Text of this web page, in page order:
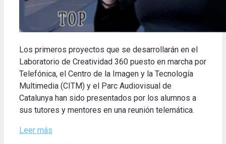
Los primeros proyectos que se desarrollarán en el
Laboratorio de Creatividad 360 puesto en marcha por
Telefónica, el Centro de la Imagen y la Tecnología
Multimedia (CITM) y el Parc Audiovisual de
Catalunya han sido presentados por los alumnos a
sus tutores y mentores en una reunión telemática.
Leer más